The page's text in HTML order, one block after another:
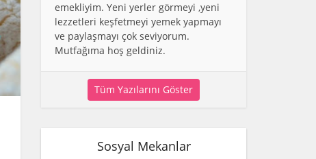
emekliyim. Yeni yerler görmeyi ,yeni
lezzetleri keşfetmeyi yemek yapmayı
ve paylaşmayı çok seviyorum.
Mutfağıma hoş geldiniz.
Tüm Yazılarını Göster
Sosyal Mekanlar